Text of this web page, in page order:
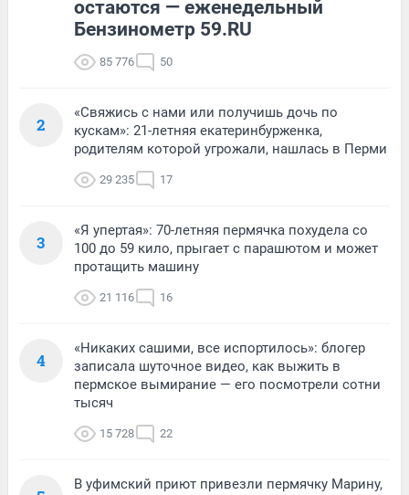
остаются — еженедельный
Бензинометр 59.RU
85 776 50
2
«Свяжись с нами или получишь дочь по
кускам»: 21-летняя екатеринбурженка,
родителям которой угрожали, нашлась в Перми
29 235 17
3
«Я упертая»: 70-летняя пермячка похудела со
100 до 59 кило, прыгает с парашютом и может
протащить машину
21 116 16
4
«Никаких сашими, все испортилось»: блогер
записала шуточное видео, как выжить в
пермское вымирание — его посмотрели сотни
тысяч
15 728 22
В уфимский приют привезли пермячку Марину,